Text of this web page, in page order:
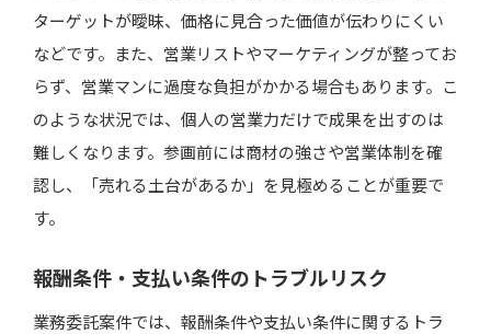
ターゲットが曖昧、価格に見合った価値が伝わりにくい
などです。また、営業リストやマーケティングが整ってお
らず、営業マンに過度な負担がかかる場合もあります。こ
のような状況では、個人の営業力だけで成果を出すのは
難しくなります。参画前には商材の強さや営業体制を確
認し、「売れる土台があるか」を見極めることが重要で
す。
報酬条件・支払い条件のトラブルリスク
業務委託案件では、報酬条件や支払い条件に関するトラ